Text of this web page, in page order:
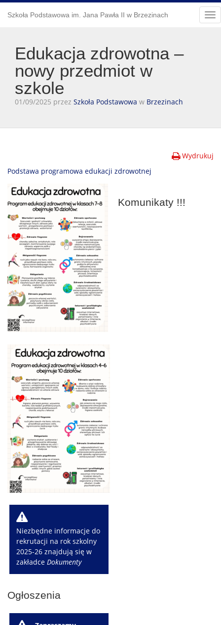
Szkoła Podstawowa im. Jana Pawła II w Brzezinach
Edukacja zdrowotna –
nowy przedmiot w
szkole
01/09/2025 przez Szkoła Podstawowa w Brzezinach
Wydrukuj
Podstawa programowa edukacji zdrowotnej
Komunikaty !!!
W
Niezbędne informacje do
rekrutacji na rok szkolny
2025-26 znajdują się w
zakładceDokumenty
Ogłoszenia